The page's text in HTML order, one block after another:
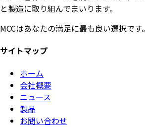
と製造に取り組んでまいります。
MCCはあなたの満足に最も良い選択です。
サイトマップ
ホーム
会社概要
ニュース
製品
お問い合わせ